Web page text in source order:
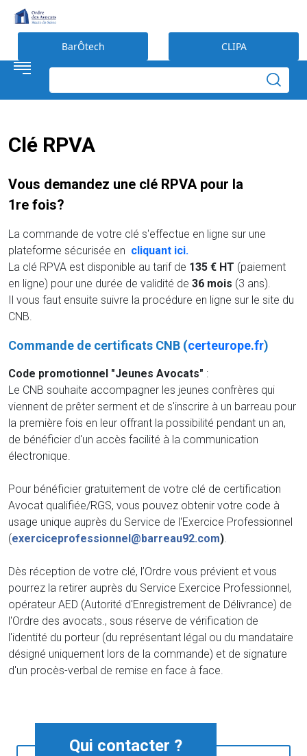
BarÔtech CLIPA
Clé RPVA
Vous demandez une clé RPVA pour la
1re fois?
La commande de votre clé s'effectue en ligne sur une
plateforme sécurisée en cliquant ici.
La clé RPVA est disponible au tarif de 135 € HT (paiement
en ligne) pour une durée de validité de 36 mois (3 ans).
Il vous faut ensuite suivre la procédure en ligne sur le site du
CNB.
Commande de certificats CNB (certeurope.fr)
Code promotionnel "Jeunes Avocats" :
Le CNB souhaite accompagner les jeunes confrères qui
viennent de prêter serment et de s'inscrire à un barreau pour
la première fois en leur offrant la possibilité pendant un an,
de bénéficier d'un accès facilité à la communication
électronique.
Pour bénéficier gratuitement de votre clé de certification
Avocat qualifiée/RGS, vous pouvez obtenir votre code à
usage unique auprès du Service de l'Exercice Professionnel
(exerciceprofessionnel@barreau92.com)
Dès réception de votre clé, l’Ordre vous prévient et vous
pourrez la retirer auprès du Service Exercice Professionnel,
opérateur AED (Autorité d'Enregistrement de Délivrance) de
l'Ordre des avocats., sous réserve de vérification de
l'identité du porteur (du représentant légal ou du mandataire
désigné uniquement lors de la commande) et de signature
d'un procès-verbal de remise en face à face.
Qui contacter ?
Préférences en matière de cookies